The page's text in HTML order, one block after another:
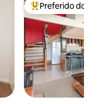
Entre os
Preferido dos